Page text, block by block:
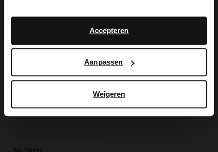
Accepteren
Aanpassen
Weigeren
No Stress
English